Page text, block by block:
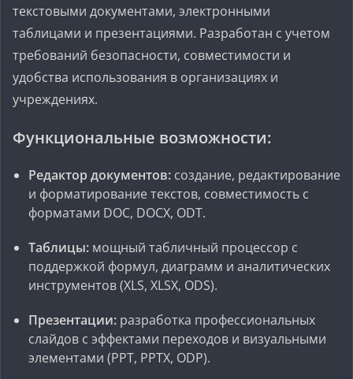
текстовыми документами, электронными
таблицами и презентациями. Разработан с учетом
требований безопасности, совместимости и
удобства использования в организациях и
учреждениях.
Функциональные возможности:
Редактор документов: создание, редактирование
и форматирование текстов, совместимость с
форматами DOC, DOCX, ODT.
Таблицы: мощный табличный процессор с
поддержкой формул, диаграмм и аналитических
инструментов (XLS, XLSX, ODS).
Презентации: разработка профессиональных
слайдов с эффектами переходов и визуальными
элементами (PPT, PPTX, ODP).